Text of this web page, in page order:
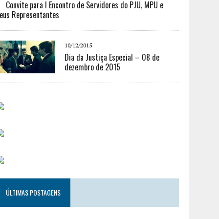
Convite para I Encontro de Servidores do PJU, MPU e
Representantes
10/12/2015
Dia da Justiça Especial – 08 de
dezembro de 2015
ÚLTIMAS POSTAGENS